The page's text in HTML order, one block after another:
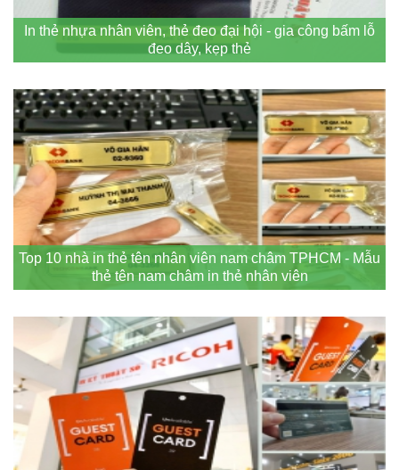
In thẻ nhựa nhân viên, thẻ đeo đại hội - gia công bấm lỗ
đeo dây, kẹp thẻ
Top 10 nhà in thẻ tên nhân viên nam châm TPHCM - Mẫu
thẻ tên nam châm in thẻ nhân viên